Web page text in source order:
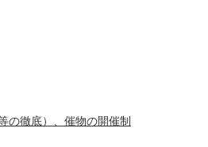
の徹底）、催物の開催制